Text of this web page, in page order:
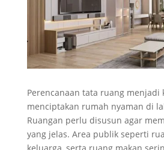
Perencanaan tata ruang menjadi
menciptakan rumah nyaman di
Ruangan perlu disusun agar
yang jelas. Area publik seperti